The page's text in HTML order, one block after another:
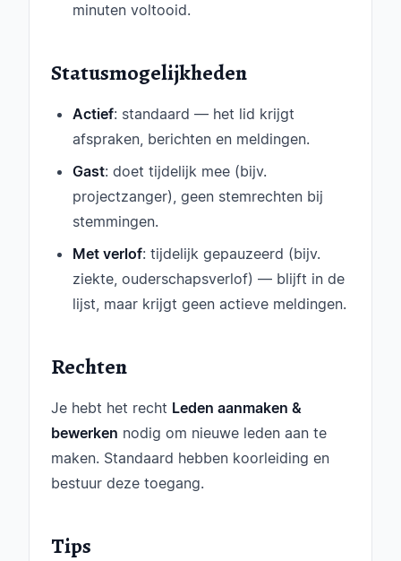
minuten voltooid.
Statusmogelijkheden
Actief: standaard — het lid krijgt
afspraken, berichten en meldingen.
Gast: doet tijdelijk mee (bijv.
projectzanger), geen stemrechten bij
stemmingen.
Met verlof: tijdelijk gepauzeerd (bijv.
ziekte, ouderschapsverlof) — blijft in de
lijst, maar krijgt geen actieve meldingen.
Rechten
Je hebt het recht Leden aanmaken &
bewerken nodig om nieuwe leden aan te
maken. Standaard hebben koorleiding en
bestuur deze toegang.
Tips